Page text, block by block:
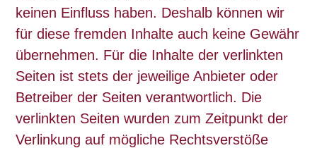
keinen Einfluss haben. Deshalb können wir
für diese fremden Inhalte auch keine Gewähr
übernehmen. Für die Inhalte der verlinkten
Seiten ist stets der jeweilige Anbieter oder
Betreiber der Seiten verantwortlich. Die
verlinkten Seiten wurden zum Zeitpunkt der
Verlinkung auf mögliche Rechtsverstöße